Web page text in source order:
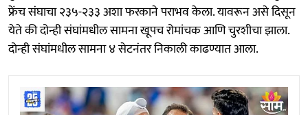
फ्रेंच संघाचा २३५-२३३ अशा फरकाने पराभव केला. यावरून असे दिसून
येते की दोन्ही संघांमधील सामना खूपच रोमांचक आणि चुरशीचा झाला.
दोन्ही संघांमधील सामना ४ सेटनंतर निकाली काढण्यात आला.